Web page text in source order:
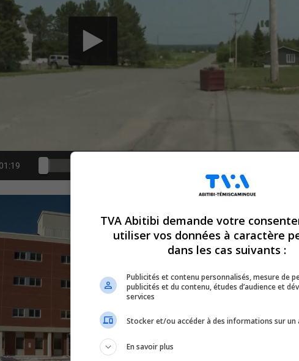
01:19
TVA Abitibi demande votre
utiliser vos données à caractère
dans les cas suivants :
Publicités et contenu personnalisés, mesure de
publicités et du contenu, études d’audience et
services
Stocker et/ou accéder à des informations sur un
En savoir plus